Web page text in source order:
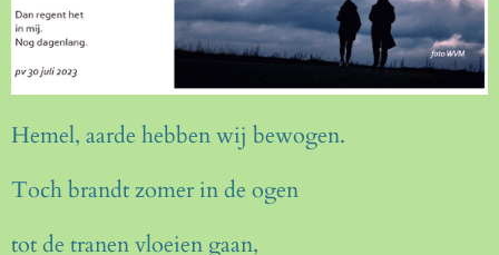
Hemel, aarde hebben wij bewogen.
Toch brandt zomer in de ogen
tot de tranen vloeien gaan,